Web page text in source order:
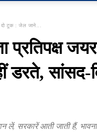
दो टूक : जेल जाने...
प्रतिपक्ष
सांसद-
लें, सरकारें आती जाती हैं,